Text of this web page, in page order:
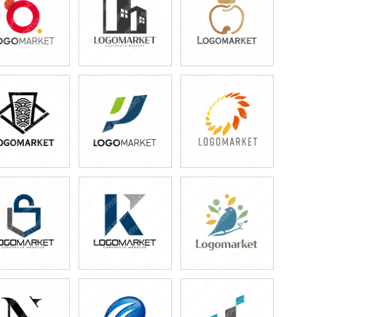
(税込54,780円) (税込43,780円) (税込54,780円)
49,800円
(税込54,780円)
49,800円
(税込54,780円)
49,800円
(税込54,780円)
49,800円
(税込54,780円)
49,800円
(税込54,780円)
39,800円
(税込43,780円)
49,800円
(税込54,780円)
49,800円
(税込54,780円)
49,800円
(税込54,780円)